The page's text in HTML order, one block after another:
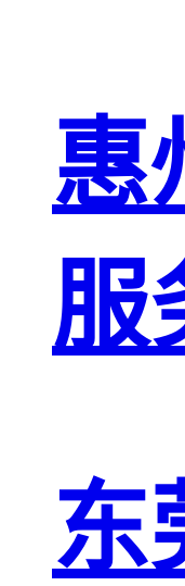
惠
服
东